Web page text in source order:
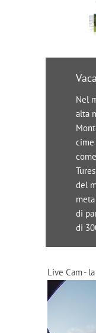
Nel
alta
cime
del
di
di
Live Cam -